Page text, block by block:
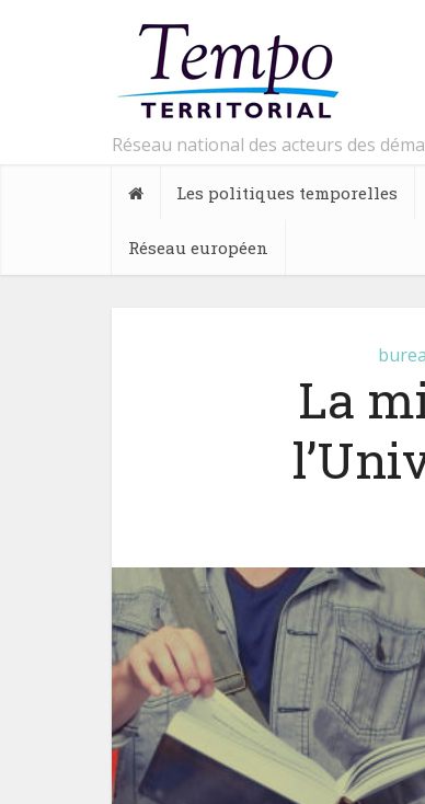
Réseau national des acteurs des
Les politiques temporelles
Réseau européen
La